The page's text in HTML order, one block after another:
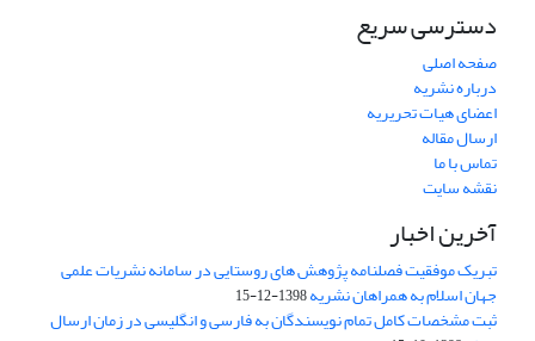
دسترسی سریع
صفحه اصلی
درباره نشریه
اعضای هیات تحریریه
ارسال مقاله
تماس با ما
نقشه سایت
آخرین اخبار
تبریک موفقیت فصلنامه پژوهش های روستایی در سامانه نشریات علمی
جهان اسلام به همراهان نشریه1398-12-15
ثبت مشخصات کامل تمام نویسندگان به فارسی و انگلیسی در زمان ارسال